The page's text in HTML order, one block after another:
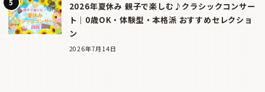
2026年夏休み 親子で楽しむ♪クラシックコンサー
ト｜0歳OK・体験型・本格派 おすすめセレクショ
ン
2026年7月14日